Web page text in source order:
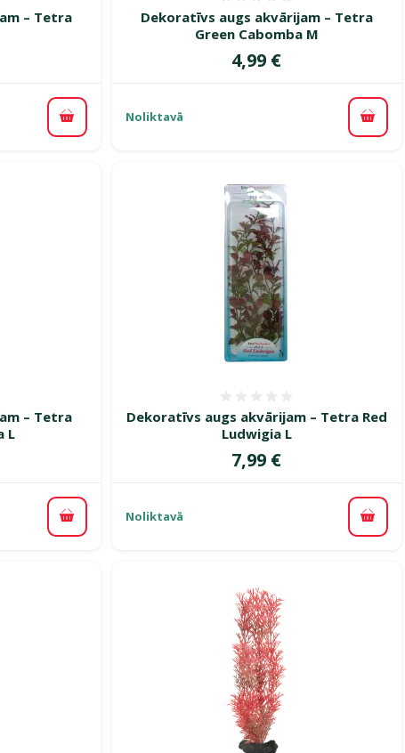
– Tetra
Pievienot grozam
Dekoratīvs augs akvārijam – Tetra
Green Cabomba M
Cena
4,99 €
Noliktavā
– Tetra
L
Pievienot grozam
Dekoratīvs augs akvārijam – Tetra Red
Ludwigia L
Cena
7,99 €
Noliktavā